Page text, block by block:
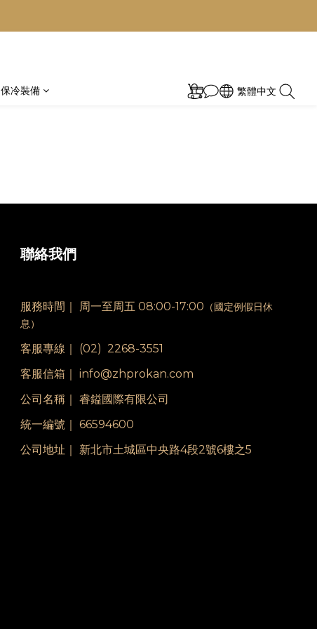
保冷裝備 繁體中文
聯絡我們
服務時間｜ 周一至周五 08:00-17:00 （國定例假日休
息）
客服專線｜ (02) 2268-3551
客服信箱｜ info@zhprokan.com
公司名稱｜ 睿鎰國際有限公司
統一編號｜ 66594600
公司地址｜ 新北市土城區中央路4段2號6樓之5